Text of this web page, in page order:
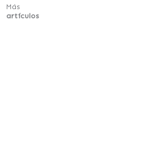
Más
artículos